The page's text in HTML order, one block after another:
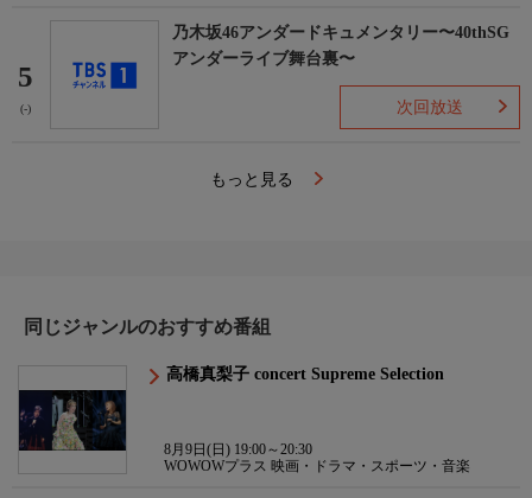
5
(-)
乃木坂46アンダードキュメンタリー〜40thSG
アンダーライブ舞台裏〜
次回放送
もっと見る
同じジャンルのおすすめ番組
高橋真梨子 concert Supreme Selection
8月9日(日) 19:00～20:30
WOWOWプラス 映画・ドラマ・スポーツ・音楽